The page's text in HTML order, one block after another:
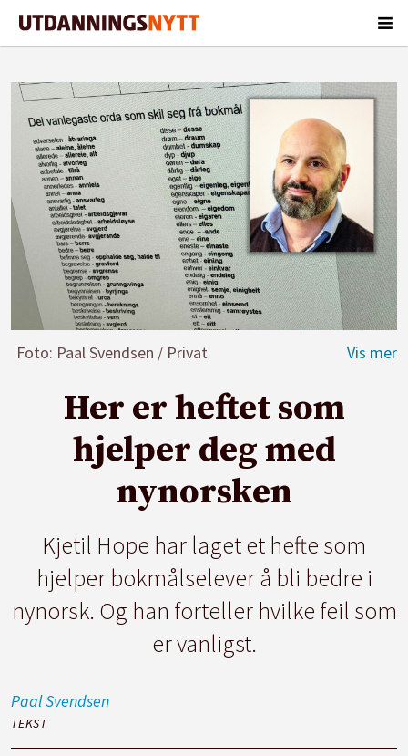
Foto: Paal Svendsen / Privat
Her er heftet som
hjelper deg med
nynorsken
Kjetil Hope har laget et hefte som
hjelper bokmålselever å bli bedre i
nynorsk. Og han forteller hvilke feil som
er vanligst.
PaalSvendsen
TEKST